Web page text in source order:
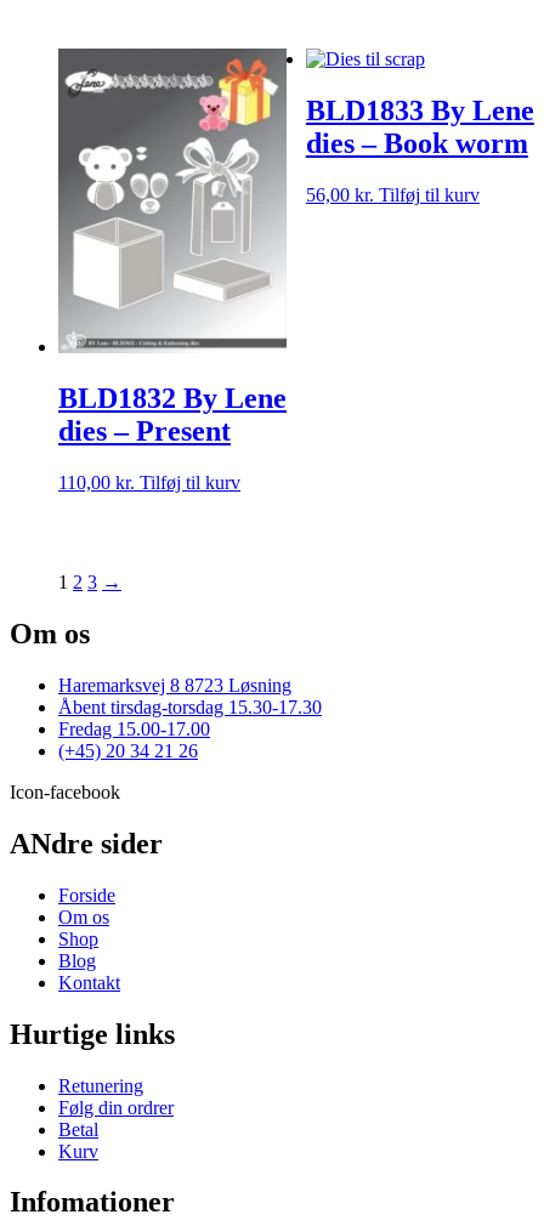
BLD1832 By Lene
dies – Present
110,00 kr. Tilføj til kurv
BLD1833 By Lene
dies – Book worm
56,00 kr. Tilføj til kurv
1 2 3 →
Om os
Haremarksvej 8 8723 Løsning
Åbent tirsdag-torsdag 15.30-17.30
Fredag 15.00-17.00
(+45) 20 34 21 26
Icon-facebook
ANdre sider
Forside
Om os
Shop
Blog
Kontakt
Hurtige links
Retunering
Følg din ordrer
Betal
Kurv
Infomationer